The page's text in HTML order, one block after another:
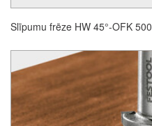
Slīpumu frēze HW 45°-OFK 500